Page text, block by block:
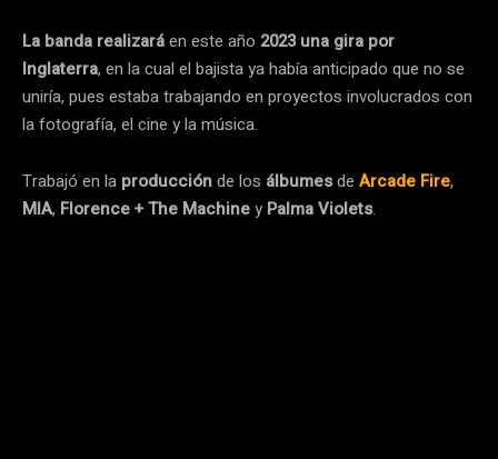
La banda realizaráen este año 2023 una gira por
Inglaterra, en la cual el bajista ya había anticipado que no se
uniría, pues estaba trabajando en proyectos involucrados con
la fotografía, el cine y la música.
Trabajó en la producciónde los álbumesde Arcade Fire,
MIA, Florence + The Machiney Palma Violets.